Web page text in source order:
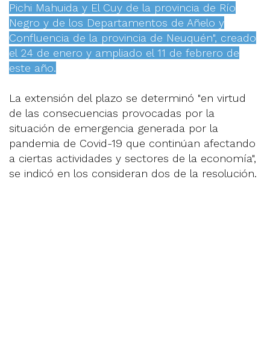
Pichi Mahuida y El Cuy de la provincia de Río
Negro y de los Departamentos de Añelo y
Confluencia de la provincia de Neuquén", creado
el 24 de enero y ampliado el 11 de febrero de
este año.
La extensión del plazo se determinó "en virtud
de las consecuencias provocadas por la
situación de emergencia generada por la
pandemia de Covid-19 que continúan afectando
a ciertas actividades y sectores de la economía",
se indicó en los consideran dos de la resolución.